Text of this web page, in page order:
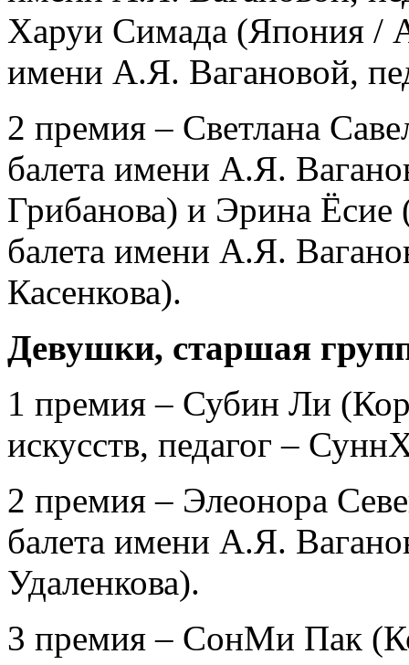
Харуи Симада (Япония /
имени А.Я. Вагановой,
2 премия – Светлана
балета имени А.Я.
Грибанова) и Эрина
балета имени А.Я.
Касенкова).
Девушки, старшая
1 премия – Субин Ли
искусств, педагог –
2 премия – Элеонора
балета имени А.Я.
Удаленкова).
3 премия – СонМи Пак